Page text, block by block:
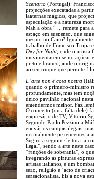
Scenario (Portugal):
projecções executadas a
lanternas mágicas, que
especulação e a natureza
Mah a obra “ ... remete para
espaço em suspenso, que
mesmo no Cairo?
trabalho de Francisco Tropa
Day for Night, onde o artista
movimentarem-se no açúcar
preto e branco, onde o
ao seu truque que permite
L’ arte non é cosa nostra
quando o primeiro-ministro
profundamente, mas tem
único pavilhão nacional
entendermos melhor. Faz
O conceito (ou a falta dele)
empresário de TV, Vittorio
Segundo Paolo Pezzino a
em vários campos ilegais,
normalmente pertencentes a
Sugiro a seguinte leitura: a
ilegal”, sendo a arte neste
“funções de soberania”, o
integrando as pinturas
artistas italianos, é um
sexo, religião e “acto de
sensacionalista. Eis a nova